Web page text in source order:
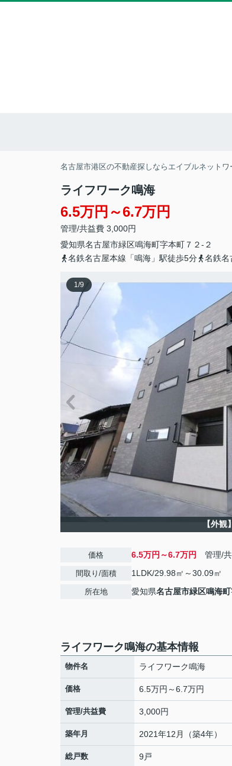
名古屋市港区の不動産探しならエイブルネット
ライフワーク鳴海
6.5万円～6.7万円
管理/共益費 3,000円
愛知県名古屋市緑区鳴海町字本町７２-２
名鉄名古屋本線「鳴海」駅徒歩5分
名鉄名
1/9
【外観】
価格 6.5万円～6.7万円 管理/
間取り/面積 1LDK/29.98㎡～30.09㎡
所在地 愛知県名古屋市緑区鳴海町
ライフワーク鳴海の基本情報
物件名 ライフワーク鳴海
価格 6.5万円～6.7万円
管理/共益費 3,000円
築年月 2021年12月（築4年）
総戸数 9戸